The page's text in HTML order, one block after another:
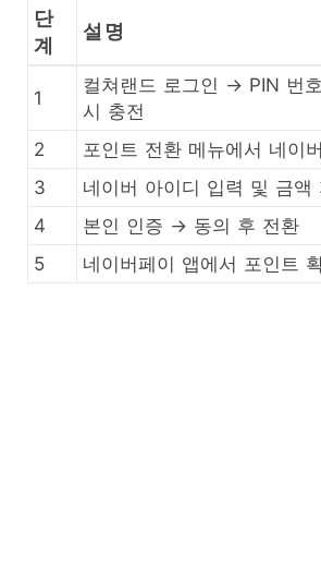
단
계
설명
1
컬쳐랜드 로그인 → PIN 번
시 충전
2
포인트 전환 메뉴에서 네이
3
네이버 아이디 입력 및 금액
4
본인 인증 → 동의 후 전환
5
네이버페이 앱에서 포인트